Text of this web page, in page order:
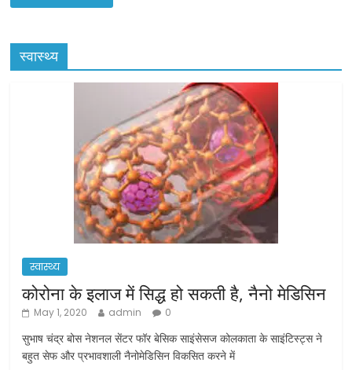
स्वास्थ्य
स्वास्थ्य
कोरोना के इलाज में सिद्ध हो सकती है, नैनो मेडिसिन
May 1, 2020 admin 0
सुभाष चंद्र बोस नेशनल सेंटर फॉर बेसिक साइंसेसज कोलकाता के साइंटिस्ट्स ने
बहुत सेफ और प्रभावशाली नैनोमेडिसिन विकसित करने में